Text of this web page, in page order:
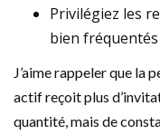
Privilégiez les
bien fréquentés
J’aime rappeler que la
actif reçoit plus
quantité, mais de